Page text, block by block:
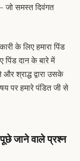
जो समस्त दिवंगत
के लिए हमारा पिंड
पिंड दान के बारे में
श्राद्ध द्वारा उसके
पर हमारे पंडित जी से
जाने वाले प्रश्न